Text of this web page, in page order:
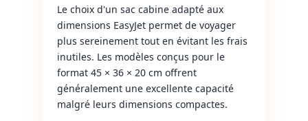
Le choix d'un sac cabine adapté aux
dimensions EasyJet permet de voyager
plus sereinement tout en évitant les frais
inutiles. Les modèles conçus pour le
format 45 × 36 × 20 cm offrent
généralement une excellente capacité
malgré leurs dimensions compactes.